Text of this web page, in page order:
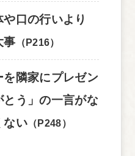
や口の行いより
事 （P216）
を隣家にプレゼン
とう」の一言がな
ない（P248）